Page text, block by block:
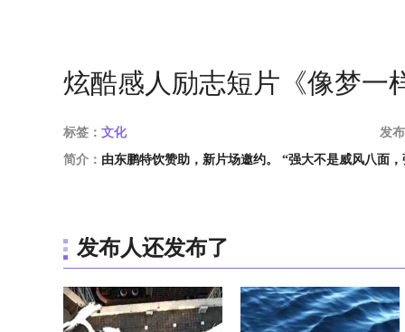
炫酷感人励志短片《像梦一
标签： 文化
发
简介： 由东鹏特饮赞助，新片场邀约。 “强大不是威风八面
发布人还发布了